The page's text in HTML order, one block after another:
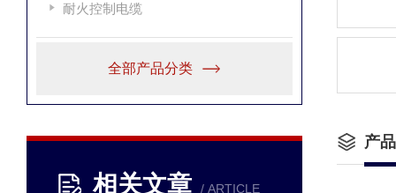
耐火控制电缆
全部产品分类
相关文章 / ARTICLE
产